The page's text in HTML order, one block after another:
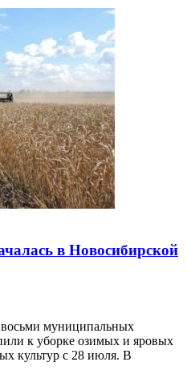
в Новосибирской
восьми муниципальных
к уборке озимых и яровых
культур с 28 июля. В